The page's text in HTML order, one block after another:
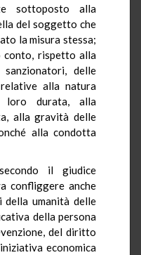
sottoposto alla
del soggetto che
la misura stessa;
conto, rispetto alla
delle
alla natura
loro durata, alla
alla gravità delle
alla condotta
il giudice
confliggere anche
umanità delle
della persona
del diritto
economica